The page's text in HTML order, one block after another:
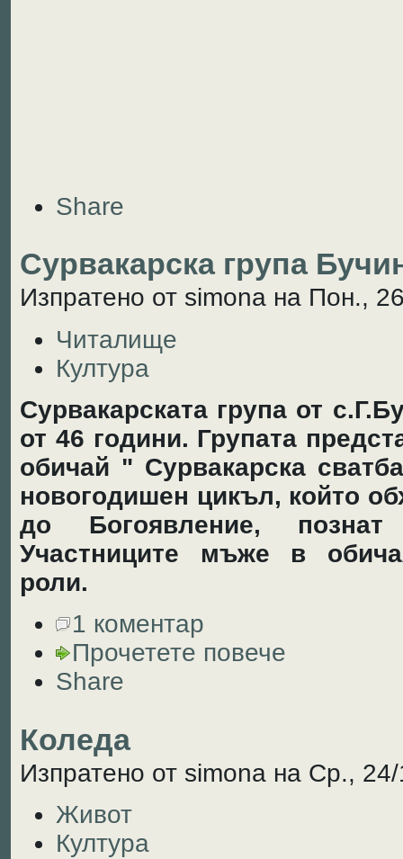
Share
Сурвакарска група
Изпратено от simona на Пон.,
Читалище
Култура
Сурвакарската група от
от 46 години. Групата
обичай " Сурвакарска
новогодишен цикъл, който
до Богоявление,
Участниците мъже в
роли.
1 коментар
Прочетете повече
Share
Коледа
Изпратено от simona на Ср.,
Живот
Култура